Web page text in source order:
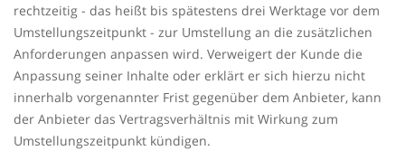
rechtzeitig - das heißt bis spätestens drei Werktage vor dem
Umstellungszeitpunkt - zur Umstellung an die zusätzlichen
Anforderungen anpassen wird. Verweigert der Kunde die
Anpassung seiner Inhalte oder erklärt er sich hierzu nicht
innerhalb vorgenannter Frist gegenüber dem Anbieter, kann
der Anbieter das Vertragsverhältnis mit Wirkung zum
Umstellungszeitpunkt kündigen.